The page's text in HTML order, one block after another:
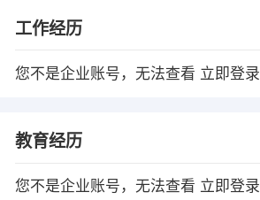
工作经历
您不是企业账号，无法查看 立即登录
教育经历
您不是企业账号，无法查看 立即登录